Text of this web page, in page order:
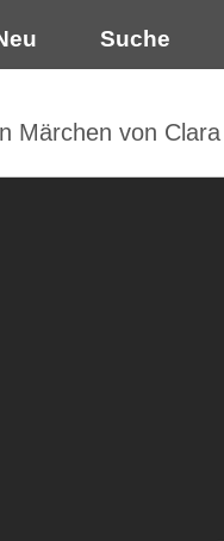
Suche
Märchen von